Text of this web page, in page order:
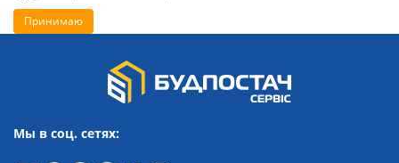
Принимаю
Мы в соц. сетях: